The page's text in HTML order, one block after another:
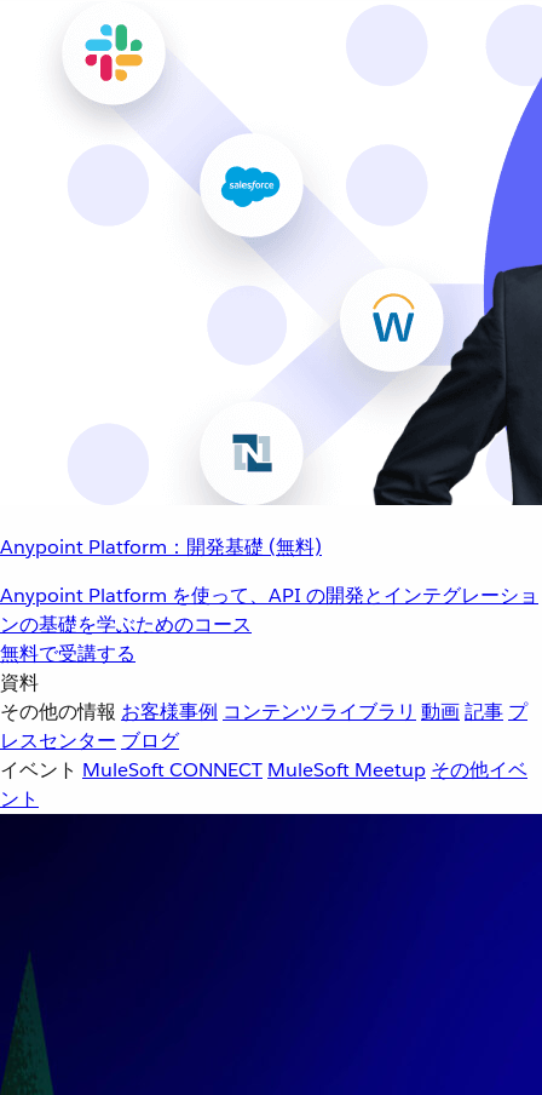
Anypoint Platform：開発基礎 (無料)
Anypoint Platform を使って、API の開発とインテグレーショ
ンの基礎を学ぶためのコース
無料で受講する
資料
その他の情報 お客様事例 コンテンツライブラリ 動画記事 プ
レスセンター ブログ
イベント MuleSoft CONNECT MuleSoft Meetup その他イベ
ント